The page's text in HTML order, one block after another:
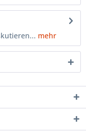
mehr